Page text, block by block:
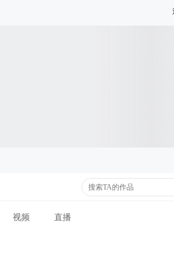
视频 直播